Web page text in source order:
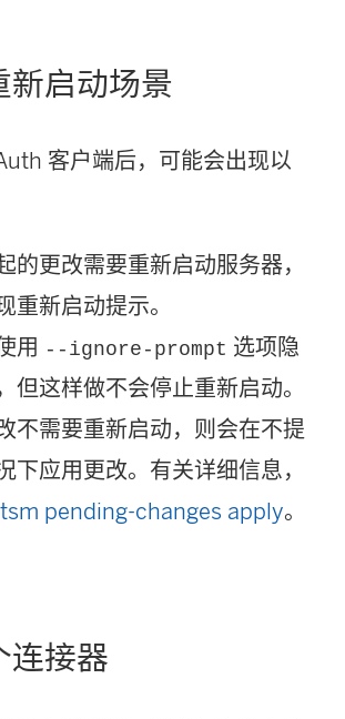
新启动场景
客户端后，可能会出现以
的更改需要重新启动服务器，
重新启动提示。
用 --ignore-prompt 选项隐
但这样做不会停止重新启动。
不需要重新启动，则会在不提
下应用更改。有关详细信息，
tsm pending-changes apply。
连接器